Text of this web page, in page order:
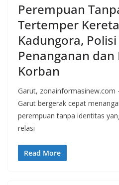
Perempuan
Tertemper
Kadungora,
Penanganan
Korban
Garut, zonainformasinew.com
Garut bergerak cepat
perempuan tanpa identitas
relasi
Read More